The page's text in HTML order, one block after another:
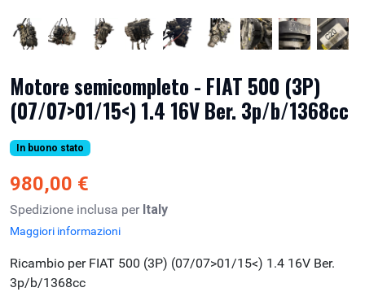
Motore semicompleto - FIAT 500 (3P)
(07/07>01/15<) 1.4 16V Ber. 3p/b/1368cc
In buono stato
980,00 €
Spedizione inclusa per Italy
Maggiori informazioni
Ricambio per FIAT 500 (3P) (07/07>01/15<) 1.4 16V Ber.
3p/b/1368cc